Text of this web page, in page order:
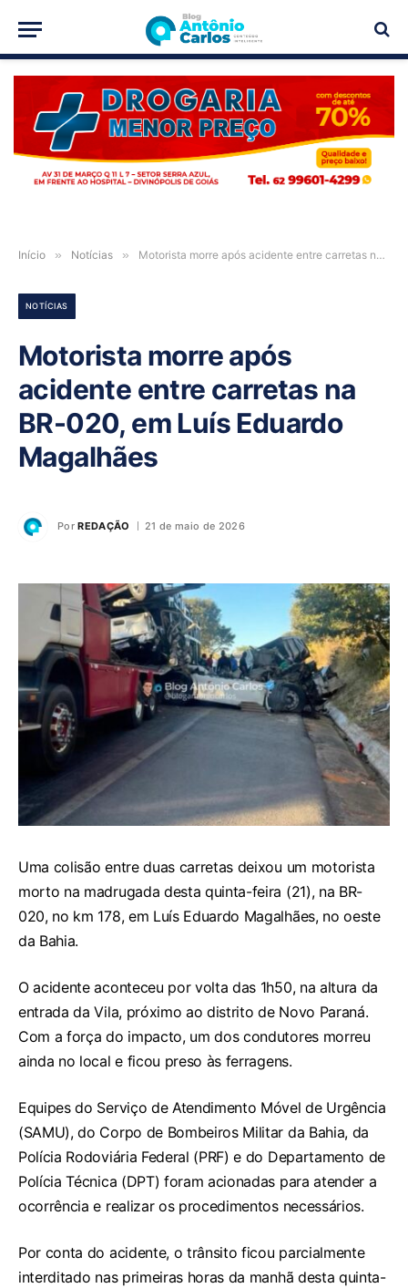
PUBLICIDADE
Início » Notícias » Motorista morre após acidente entre carretas na BR-020, em Luís Eduardo Magalhães
NOTÍCIAS
Motorista morre após
acidente entre carretas na
BR-020, em Luís Eduardo
Magalhães
Por REDAÇÃO 21 de maio de 2026
Uma colisão entre duas carretas deixou um motorista
morto na madrugada desta quinta-feira (21), na BR-
020, no km 178, em Luís Eduardo Magalhães, no oeste
da Bahia.
O acidente aconteceu por volta das 1h50, na altura da
entrada da Vila, próximo ao distrito de Novo Paraná.
Com a força do impacto, um dos condutores morreu
ainda no local e ficou preso às ferragens.
Equipes do Serviço de Atendimento Móvel de Urgência
(SAMU), do Corpo de Bombeiros Militar da Bahia, da
Polícia Rodoviária Federal (PRF) e do Departamento de
Polícia Técnica (DPT) foram acionadas para atender a
ocorrência e realizar os procedimentos necessários.
Por conta do acidente, o trânsito ficou parcialmente
interditado nas primeiras horas da manhã desta quinta-